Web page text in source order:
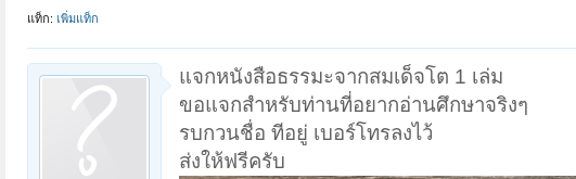
แท็ก: เพิ่มแท็ก
แจกหนังสือธรรมะจากสมเด็จโต 1 เล่ม
ขอแจกสำหรับท่านที่อยากอ่านศึกษาจริงๆ
รบกวนชื่อ ทีอยู่ เบอร์โทรลงไว้
ส่งให้ฟรีครับ